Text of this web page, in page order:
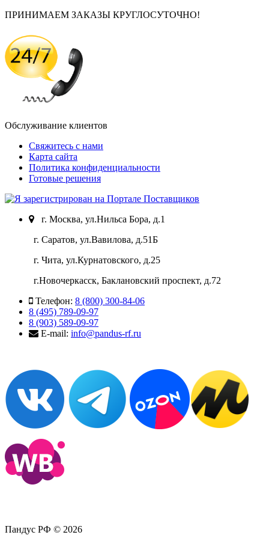
ПРИНИМАЕМ ЗАКАЗЫ КРУГЛОСУТОЧНО!
Обслуживание клиентов
Свяжитесь с нами
Карта сайта
Политика конфиденциальности
Готовые решения
г. Москва, ул.Нильса Бора, д.1
г. Саратов, ул.Вавилова, д.51Б
г. Чита, ул.Курнатовского, д.25
г.Новочеркасск, Баклановский проспект, д.72
Телефон: 8 (800) 300-84-06
8 (495) 789-09-97
8 (903) 589-09-97
E-mail: info@pandus-rf.ru
Пандус РФ © 2026